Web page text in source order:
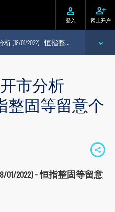
登入 网上开户
飞客策略 港股开市分析 (18/01/2022) - 恒指整固等留意个股消息
市分析
指整固等留意个
S
h
2022) - 恒指整固等留意